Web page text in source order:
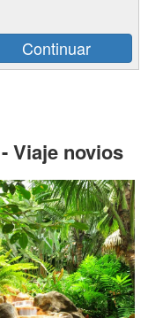
Viaje novios